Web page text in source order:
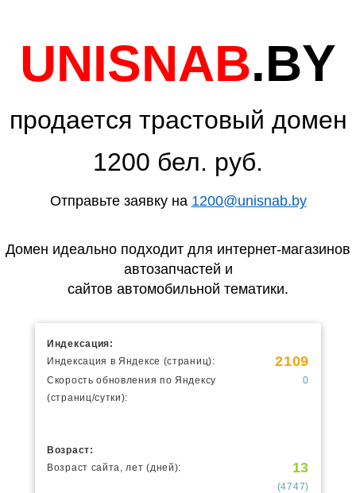
UNISNAB.BY
продается трастовый домен
1200 бел. руб.
Отправьте заявку на 1200@unisnab.by
Домен идеально подходит для интернет-магазинов
автозапчастей и
сайтов автомобильной тематики.
Индексация:
Индексация в Яндексе (страниц):
2109
Скорость обновления по Яндексу
(страниц/сутки):
0
Возраст:
Возраст сайта, лет (дней):
13
(4747)